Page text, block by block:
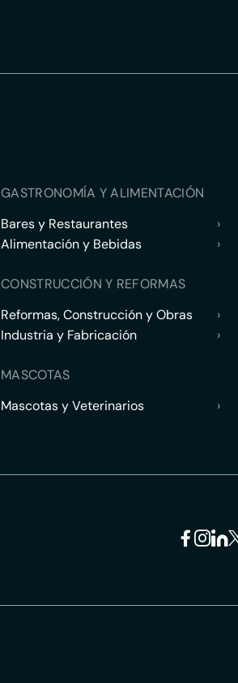
GASTRONOMÍA Y ALIMENTACIÓN
Bares y Restaurantes
›
Alimentación y Bebidas
›
CONSTRUCCIÓN Y REFORMAS
Reformas, Construcción y Obras
›
Industria y Fabricación
›
MASCOTAS
Mascotas y Veterinarios
›